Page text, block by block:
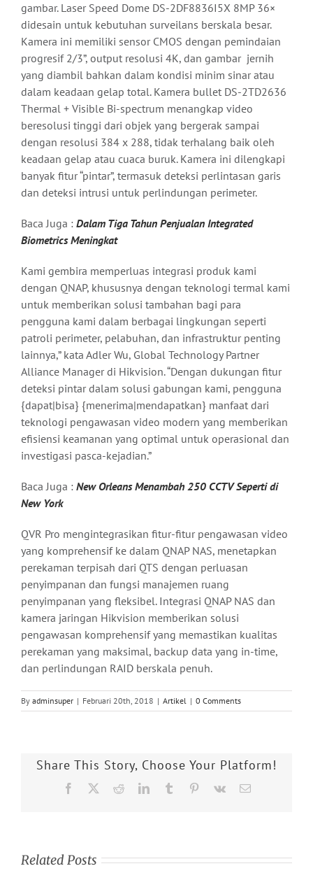
gambar. Laser Speed Dome DS-2DF8836I5X 8MP 36×
didesain untuk kebutuhan surveilans berskala besar.
Kamera ini memiliki sensor CMOS dengan pemindaian
progresif 2/3”, output resolusi 4K, dan gambar jernih
yang diambil bahkan dalam kondisi minim sinar atau
dalam keadaan gelap total. Kamera bullet DS-2TD2636
Thermal + Visible Bi-spectrum menangkap video
beresolusi tinggi dari objek yang bergerak sampai
dengan resolusi 384 x 288, tidak terhalang baik oleh
keadaan gelap atau cuaca buruk. Kamera ini dilengkapi
banyak fitur “pintar”, termasuk deteksi perlintasan garis
dan deteksi intrusi untuk perlindungan perimeter.
Baca Juga : Dalam Tiga Tahun Penjualan Integrated
Biometrics Meningkat
Kami gembira memperluas integrasi produk kami
dengan QNAP, khususnya dengan teknologi termal kami
untuk memberikan solusi tambahan bagi para
pengguna kami dalam berbagai lingkungan seperti
patroli perimeter, pelabuhan, dan infrastruktur penting
lainnya,” kata Adler Wu, Global Technology Partner
Alliance Manager di Hikvision. “Dengan dukungan fitur
deteksi pintar dalam solusi gabungan kami, pengguna
{dapat|bisa} {menerima|mendapatkan} manfaat dari
teknologi pengawasan video modern yang memberikan
efisiensi keamanan yang optimal untuk operasional dan
investigasi pasca-kejadian.”
Baca Juga : New Orleans Menambah 250 CCTV Seperti di
New York
QVR Pro mengintegrasikan fitur-fitur pengawasan video
yang komprehensif ke dalam QNAP NAS, menetapkan
perekaman terpisah dari QTS dengan perluasan
penyimpanan dan fungsi manajemen ruang
penyimpanan yang fleksibel. Integrasi QNAP NAS dan
kamera jaringan Hikvision memberikan solusi
pengawasan komprehensif yang memastikan kualitas
perekaman yang maksimal, backup data yang in-time,
dan perlindungan RAID berskala penuh.
By adminsuper | Februari 20th, 2018 | Artikel | 0 Comments
Share This Story, Choose Your Platform!
Facebook RedditLinkedInTumblr Pinterest
Vk Email
Related Posts